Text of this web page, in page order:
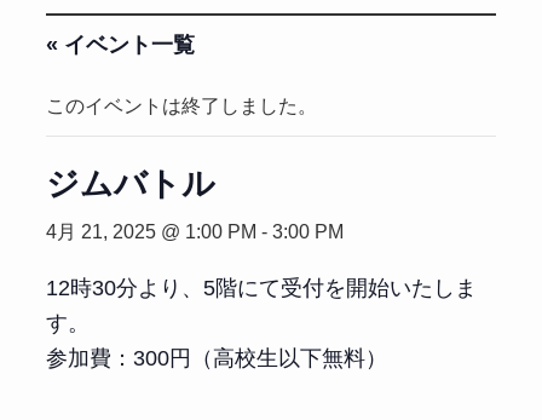
« イベント一覧
このイベントは終了しました。
ジムバトル
4月 21, 2025 @ 1:00 PM - 3:00 PM
12時30分より、5階にて受付を開始いたしま
す。
参加費：300円（高校生以下無料）